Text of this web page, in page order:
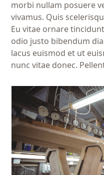
morbi nullam posuere
vivamus. Quis
Eu vitae ornare
odio justo bibendum
lacus euismod et ut
nunc vitae donec.